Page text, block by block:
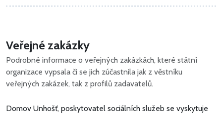
Veřejné zakázky
Podrobné informace o veřejných zakázkách, které státní
organizace vypsala či se jich zúčastnila jak z věstníku
veřejných zakázek, tak z profilů zadavatelů.
Domov Unhošť, poskytovatel sociálních služeb se vyskytuje